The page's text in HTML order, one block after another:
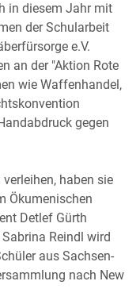
in diesem Jahr mit
der Schularbeit
e.V.
an der "Aktion Rote
wie Waffenhandel,
gegen
haben sie
Ökumenischen
Detlef Gürth
Reindl wird
aus Sachsen-
nach New